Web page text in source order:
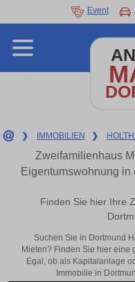
Event
❯ IMMOBILIEN ❯
Zweifamilienhaus
Eigentumswohnung
Finden Sie hier Ihre
Suchen Sie in Dortmund
Mieten? Finden Sie hier eine
Egal, ob als Kapitalanlage
Immobilie in